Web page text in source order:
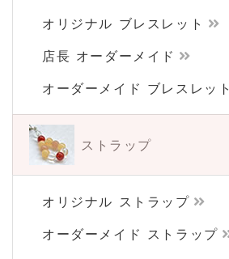
オリジナル ブレスレット
店長 オーダーメイド
オーダーメイド ブレスレット
ストラップ
オリジナル ストラップ
オーダーメイド ストラップ